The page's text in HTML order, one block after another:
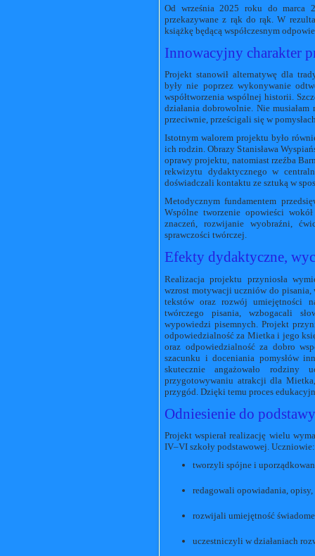
Od września 2025 roku do marca
przekazywane z rąk do rąk. W
książkę będącą współczesnym
Innowacyjny charakter
Projekt stanowił alternatywę dla
były nie poprzez wykonywanie
współtworzenia wspólnej historii.
działania dobrowolnie. Nie
przeciwnie, prześcigali się w
Istotnym walorem projektu było
ich rodzin. Obrazy Stanisława
oprawy projektu, natomiast rzeźba
rekwizytu dydaktycznego w
doświadczali kontaktu ze sztuką w
Metodycznym fundamentem
Wspólne tworzenie opowieści
znaczeń, rozwijanie wyobraźni,
sprawczości twórczej.
Efekty dydaktyczne,
Realizacja projektu przyniosła
wzrost motywacji uczniów do pisania,
tekstów oraz rozwój umiejętności
twórczego pisania, wzbogacali
wypowiedzi pisemnych. Projekt
odpowiedzialność za Mietka i jego
oraz odpowiedzialność za dobro
szacunku i doceniania pomysłów
skutecznie angażowało
przygotowywaniu atrakcji dla
przygód. Dzięki temu proces
Odniesienie do
Projekt wspierał realizację wielu
IV–VI szkoły podstawowej. Uczniowie:
tworzyli spójne i
redagowali opowiadania,
rozwijali umiejętność
uczestniczyli w działaniach